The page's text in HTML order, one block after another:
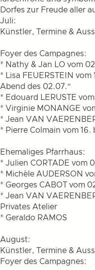
Dorfes zur Freude aller
Juli:
Künstler, Termine &
Foyer des Campagnes:
* Nathy & Jan LO vom
* Lisa FEUERSTEIN
Abend des 02.07.“
* Edouard LERUSTE
* Virginie MONANGE
* Jean VAN
* Pierre Colmain vom 16.
Ehemaliges Pfarrhaus:
* Julien CORTADE vom
* Michèle AUDERSON
* Georges CABOT vom
* Jean VAN
Privates Atelier
* Geraldo RAMOS
August:
Künstler, Termine &
Foyer des Campagnes: